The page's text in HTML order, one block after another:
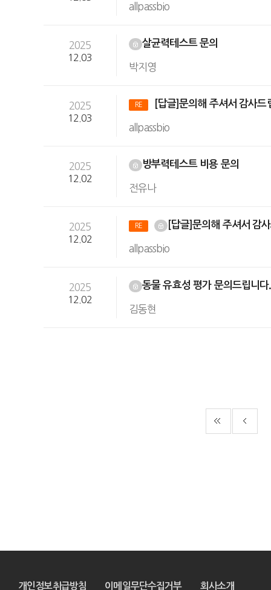
allpassbio
2025
12.03
살균력테스트 문의
박지영
2025
12.03
RE [답글]문의해 주셔서 감사드
allpassbio
2025
12.02
방부력테스트 비용 문의
전유나
2025
12.02
RE [답글]문의해 주셔서 감
allpassbio
2025
12.02
동물 유효성 평가 문의드립니다.
김동현
개인정보취급방침 이메일무단수집거부 회사소개